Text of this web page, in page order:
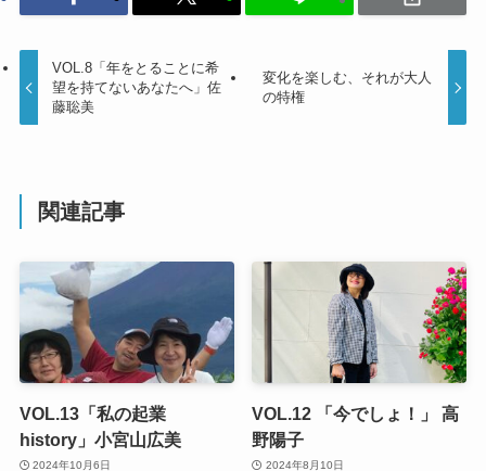
VOL.8「年をとることに希
望を持てないあなたへ」佐
藤聡美
変化を楽しむ、それが大人
の特権
関連記事
VOL.13「私の起業
history」小宮山広美
2024年10月6日
VOL.12 「今でしょ！」 高
野陽子
2024年8月10日